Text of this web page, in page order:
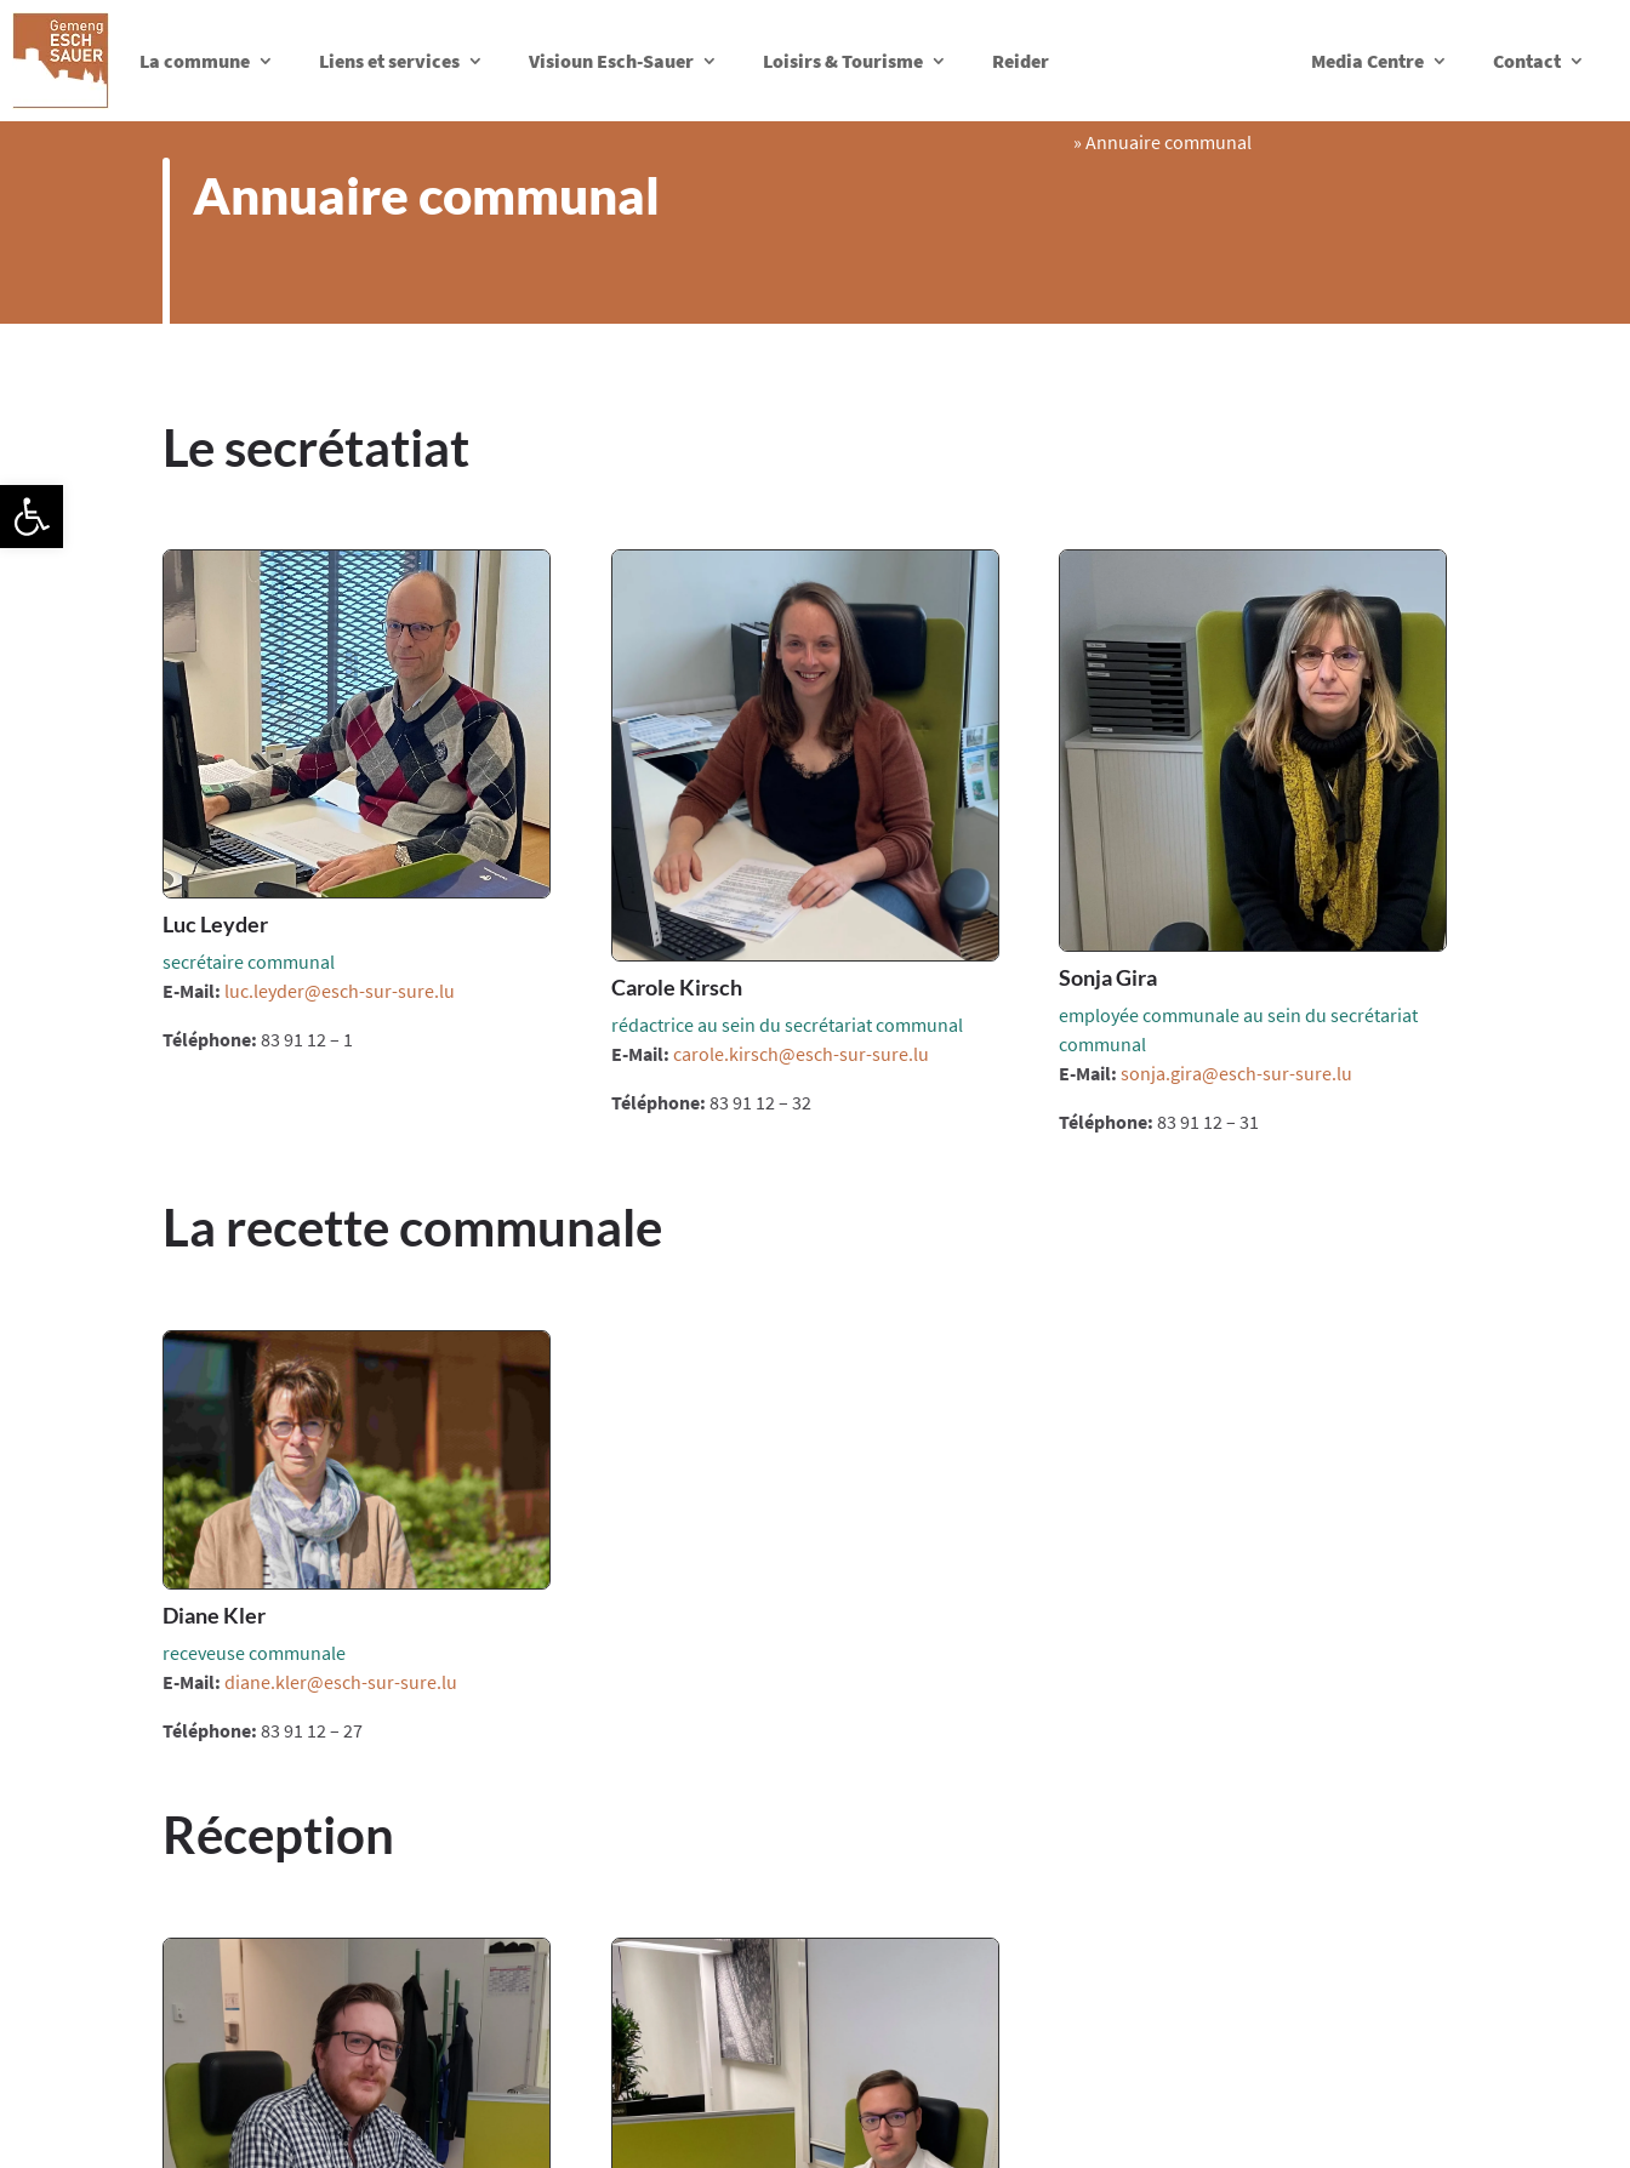
La commune Liens et services Visioun Esch-Sauer Loisirs & Tourisme Reider Media Centre Contact
Annuaire communal
» Annuaire communal
Le secrétatiat
Luc Leyder
secrétaire communal
E-Mail: luc.leyder@esch-sur-sure.lu
Téléphone: 83 91 12 – 1
Carole Kirsch
rédactrice au sein du secrétariat communal
E-Mail: carole.kirsch@esch-sur-sure.lu
Téléphone: 83 91 12 – 32
Sonja Gira
employée communale au sein du secrétariat
communal
E-Mail: sonja.gira@esch-sur-sure.lu
Téléphone: 83 91 12 – 31
La recette communale
Diane Kler
receveuse communale
E-Mail: diane.kler@esch-sur-sure.lu
Téléphone: 83 91 12 – 27
Réception
Ouvrir la barre d’outils